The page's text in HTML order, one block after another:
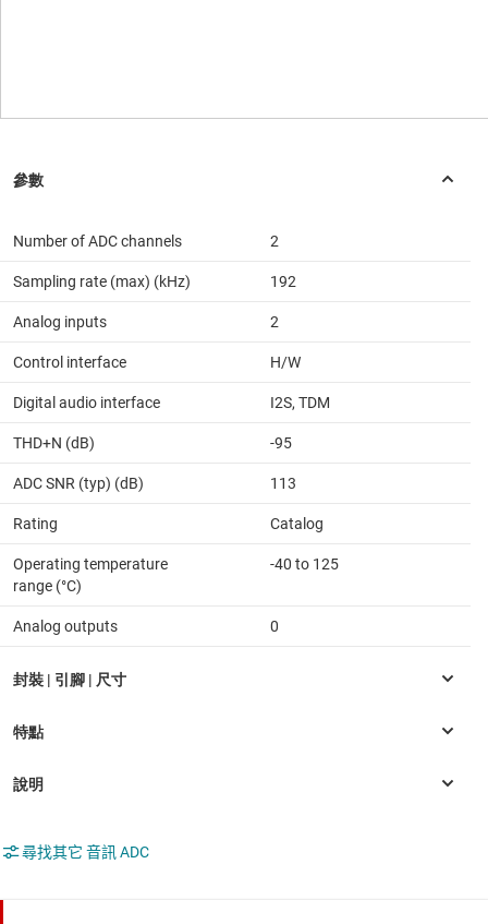
Number of ADC channels 2
Sampling rate (max) (kHz) 192
Analog inputs 2
Control interface H/W
Digital audio interface I2S, TDM
THD+N (dB) -95
ADC SNR (typ) (dB) 113
Rating Catalog
Operating temperature
range (°C)
-40 to 125
Analog outputs 0
尋找其它 音訊 ADC